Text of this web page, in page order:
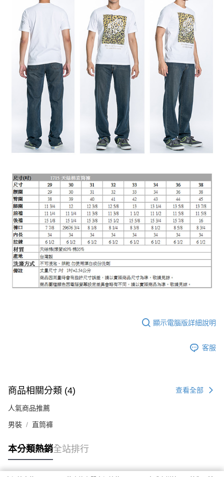
顯示電腦版詳細說明
客服
商品相關分類 (4) 查看全部
人氣商品推薦
男裝 直筒褲
本分類熱銷全站排行